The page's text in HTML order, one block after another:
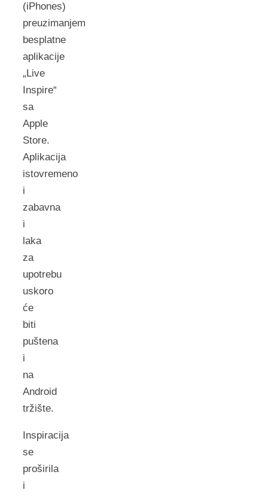
(iPhones)
preuzimanjem
besplatne
aplikacije
„Live
Inspire“
sa
Apple
Store.
Aplikacija
istovremeno
i
zabavna
i
laka
za
upotrebu
uskoro
će
biti
puštena
i
na
Android
tržište.
Inspiracija
se
proširila
i